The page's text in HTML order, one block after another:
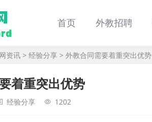
首页 外教招聘
资讯 > 经验分享 > 外教合同需要着重突出优势
着重突出优势
经验分享 1202